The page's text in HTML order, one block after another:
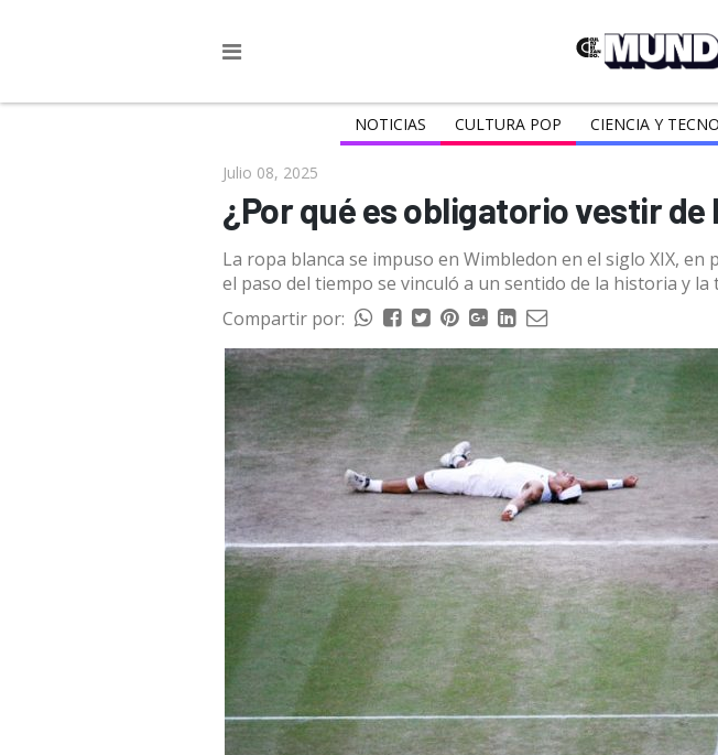
NOTICIAS CULTURA POP CIENCIA Y
Julio 08, 2025
¿Por qué es obligatorio vestir
La ropa blanca se impuso en Wimbledon en el siglo XIX,
el paso del tiempo se vinculó a un sentido de la historia y
Compartir por: